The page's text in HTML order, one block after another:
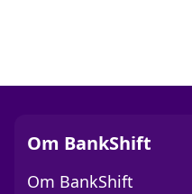
Om BankShift
Om BankShift